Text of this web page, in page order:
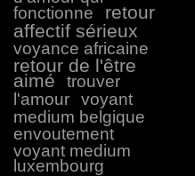
fonctionne
retour
affectif sérieux
voyance africaine
retour de l'être
aimé
trouver
l'amour voyant
medium belgique
envoutement
voyant medium
luxembourg